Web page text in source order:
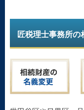
匠税理士事務所の